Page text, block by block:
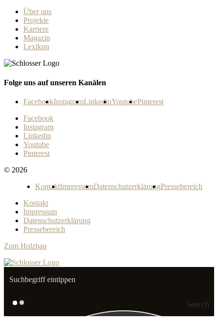
Über uns
Projekte
Karriere
Magazin
Lexikon
Folge uns auf unseren Kanälen
FacebookInstagramLinkedinYoutubePinterest
Facebook
Instagram
Linkedin
Youtube
Pinterest
© 2026
KontaktImpressumDatenschutzerklärungPressebereich
Kontakt
Impressum
Datenschutzerklärung
Pressebereich
Zum Holzbau
Search